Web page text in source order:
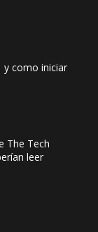
y como iniciar
The Tech
leer